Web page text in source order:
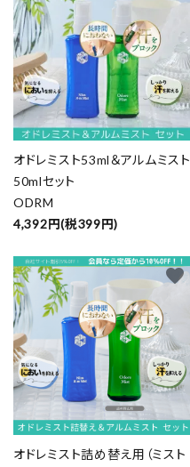
オドレミスト53ml＆アルムミスト
50mlセット
ODRM
4,392円(税399円)
オドレミスト詰め替え用（ミスト
favorite